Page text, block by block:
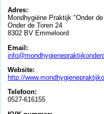
Adres:
Mondhygiëne Praktijk "Onder de
Onder de Toren 24
8302 BV Emmeloord
Email:
Website:
http://
Telefoon:
0527-616155